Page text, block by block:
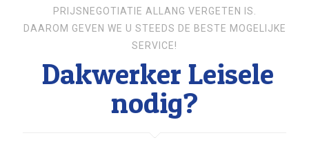
PRIJSNEGOTIATIE ALLANG VERGETEN IS.
DAAROM GEVEN WE U STEEDS DE BESTE MOGELIJKE
SERVICE!
Dakwerker Leisele
nodig?